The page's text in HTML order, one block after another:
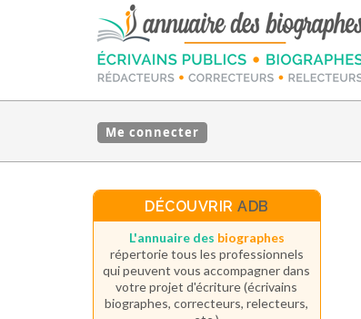
Me connecter
DÉCOUVRIRADB
L'annuaire des biographes
répertorie tous les professionnels
qui peuvent vous accompagner dans
votre projet d'écriture (écrivains
biographes, correcteurs, relecteurs,